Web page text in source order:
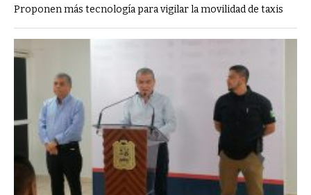
Proponen más tecnología para vigilar la movilidad de taxis